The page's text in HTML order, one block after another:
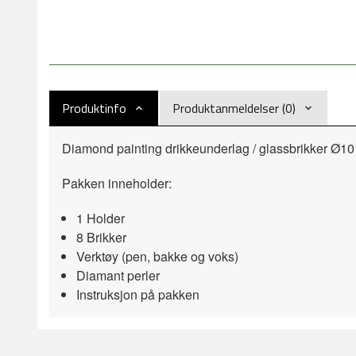
Produktinfo Produktanmeldelser (0)
Diamond painting drikkeunderlag / glassbrikker
Pakken inneholder:
1 Holder
8 Brikker
Verktøy (pen, bakke og voks)
Diamant perler
Instruksjon på pakken